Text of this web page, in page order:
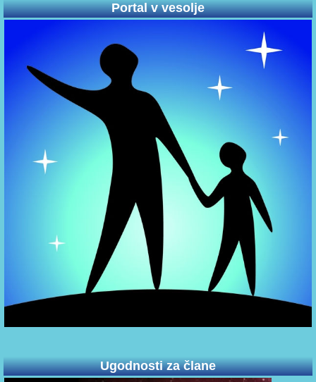
Portal v vesolje
Ugodnosti za člane